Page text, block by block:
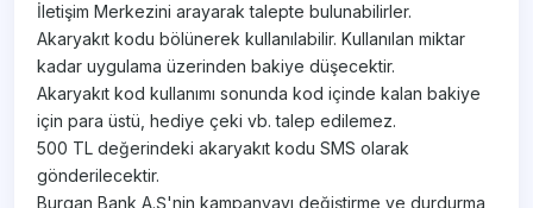
İletişim Merkezini arayarak talepte bulunabilirler.
Akaryakıt kodu bölünerek kullanılabilir. Kullanılan miktar
kadar uygulama üzerinden bakiye düşecektir.
Akaryakıt kod kullanımı sonunda kod içinde kalan bakiye
için para üstü, hediye çeki vb. talep edilemez.
500 TL değerindeki akaryakıt kodu SMS olarak
gönderilecektir.
Burgan Bank A.Ş'nin kampanyayı değiştirme ve durdurma